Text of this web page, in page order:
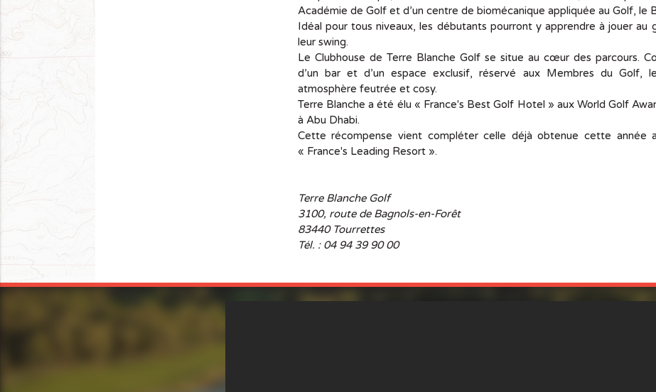
Académie de Golf et d’un centre de biomécanique appliquée au Golf, le
Idéal pour tous niveaux, les débutants pourront y apprendre à jouer
leur swing.
Le Clubhouse de Terre Blanche Golf se situe au cœur des parcours.
d’un bar et d’un espace exclusif, réservé aux Membres du Golf,
atmosphère feutrée et cosy.
Terre Blanche a été élu « France's Best Golf Hotel » aux World Golf
à Abu Dhabi.
Cette récompense vient compléter celle déjà obtenue cette année
« France's Leading Resort ».
Terre Blanche Golf
3100, route de Bagnols-en-Forêt
83440 Tourrettes
Tél. : 04 94 39 90 00